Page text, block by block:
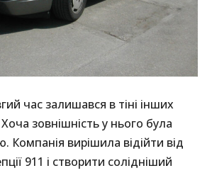
час залишався в тіні інших
зовнішність у нього була
Компанія вирішила відійти від
911 і створити солідніший